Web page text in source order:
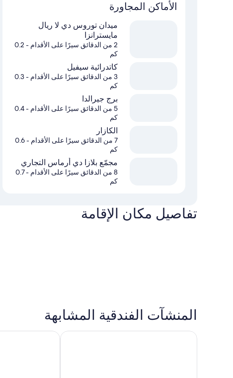
الأماكن المجاورة
ميدان توروس دي لا ريال
مايسترانزا
2 من الدقائق سيرًا على الأقدام
- 0.2
كم
كاتدرائية سيفيل
3 من الدقائق سيرًا على الأقدام
- 0.3
كم
برج جيرالدا
5 من الدقائق سيرًا على الأقدام
- 0.4
كم
الكازار
7 من الدقائق سيرًا على الأقدام
- 0.6
كم
مجمّع بلازا دي أرماس التجاري
8 من الدقائق سيرًا على الأقدام
- 0.7
كم
تفاصيل مكان الإقامة
المنشآت الفندقية المشابهة
هوتل موريللو أوشين درايف سيفيلا